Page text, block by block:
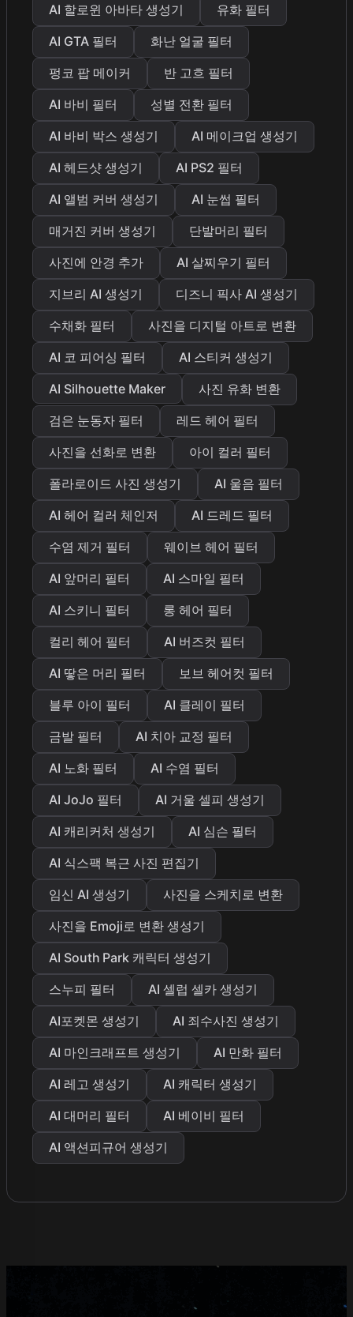
AI 할로윈 아바타 생성기
유화 필터
AI GTA 필터
화난 얼굴 필터
펑코 팝 메이커
반 고흐 필터
AI 바비 필터
성별 전환 필터
AI 바비 박스 생성기
AI 메이크업 생성기
AI 헤드샷 생성기
AI PS2 필터
AI 앨범 커버 생성기
AI 눈썹 필터
매거진 커버 생성기
단발머리 필터
사진에 안경 추가
AI 살찌우기 필터
지브리 AI 생성기
디즈니 픽사 AI 생성기
수채화 필터
사진을 디지털 아트로 변환
AI 코 피어싱 필터
AI 스티커 생성기
AI Silhouette Maker
사진 유화 변환
검은 눈동자 필터
레드 헤어 필터
사진을 선화로 변환
아이 컬러 필터
폴라로이드 사진 생성기
AI 울음 필터
AI 헤어 컬러 체인저
AI 드레드 필터
수염 제거 필터
웨이브 헤어 필터
AI 앞머리 필터
AI 스마일 필터
AI 스키니 필터
롱 헤어 필터
컬리 헤어 필터
AI 버즈컷 필터
AI 땋은 머리 필터
보브 헤어컷 필터
블루 아이 필터
AI 클레이 필터
금발 필터
AI 치아 교정 필터
AI 노화 필터
AI 수염 필터
AI JoJo 필터
AI 거울 셀피 생성기
AI 캐리커처 생성기
AI 심슨 필터
AI 식스팩 복근 사진 편집기
임신 AI 생성기
사진을 스케치로 변환
사진을 Emoji로 변환 생성기
AI South Park 캐릭터 생성기
스누피 필터
AI 셀럽 셀카 생성기
AI포켓몬 생성기
AI 죄수사진 생성기
AI 마인크래프트 생성기
AI 만화 필터
AI 레고 생성기
AI 캐릭터 생성기
AI 대머리 필터
AI 베이비 필터
AI 액션피규어 생성기